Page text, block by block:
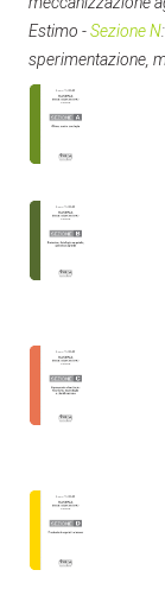
Estimo -Sezione N
sperimentazione,